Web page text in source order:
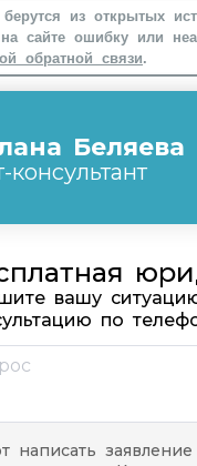
из открытых
сайте ошибку или
обратной связи.